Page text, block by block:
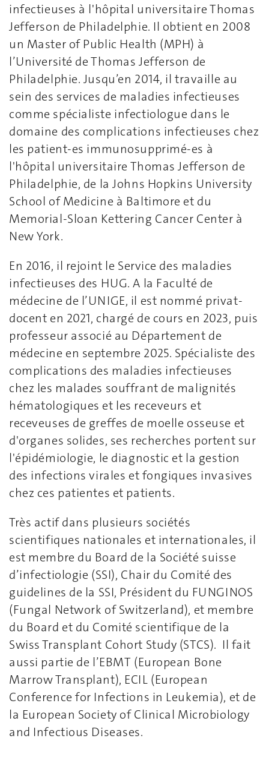
infectieuses à l'hôpital universitaire Thomas
Jefferson de Philadelphie. Il obtient en 2008
un Master of Public Health (MPH) à
l’Université de Thomas Jefferson de
Philadelphie. Jusqu’en 2014, il travaille au
sein des services de maladies infectieuses
comme spécialiste infectiologue dans le
domaine des complications infectieuses chez
les patient-es immunosupprimé-es à
l'hôpital universitaire Thomas Jefferson de
Philadelphie, de la Johns Hopkins University
School of Medicine à Baltimore et du
Memorial-Sloan Kettering Cancer Center à
New York.
En 2016, il rejoint le Service des maladies
infectieuses des HUG. A la Faculté de
médecine de l’UNIGE, il est nommé privat-
docent en 2021, chargé de cours en 2023, puis
professeur associé au Département de
médecine en septembre 2025. Spécialiste des
complications des maladies infectieuses
chez les malades souffrant de malignités
hématologiques et les receveurs et
receveuses de greffes de moelle osseuse et
d'organes solides, ses recherches portent sur
l'épidémiologie, le diagnostic et la gestion
des infections virales et fongiques invasives
chez ces patientes et patients.
Très actif dans plusieurs sociétés
scientifiques nationales et internationales, il
est membre du Board de la Société suisse
d’infectiologie (SSI), Chair du Comité des
guidelines de la SSI, Président du FUNGINOS
(Fungal Network of Switzerland), et membre
du Board et du Comité scientifique de la
Swiss Transplant Cohort Study (STCS). Il fait
aussi partie de l’EBMT (European Bone
Marrow Transplant), ECIL (European
Conference for Infections in Leukemia), et de
la European Society of Clinical Microbiology
and Infectious Diseases.